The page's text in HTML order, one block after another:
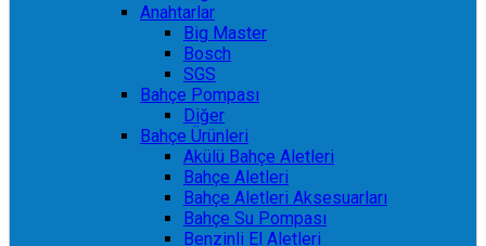
Anahtarlar
Big Master
Bosch
SGS
Bahçe Pompası
Diğer
Bahçe Ürünleri
Akülü Bahçe Aletleri
Bahçe Aletleri
Bahçe Aletleri Aksesuarları
Bahçe Su Pompası
Benzinli El Aletleri